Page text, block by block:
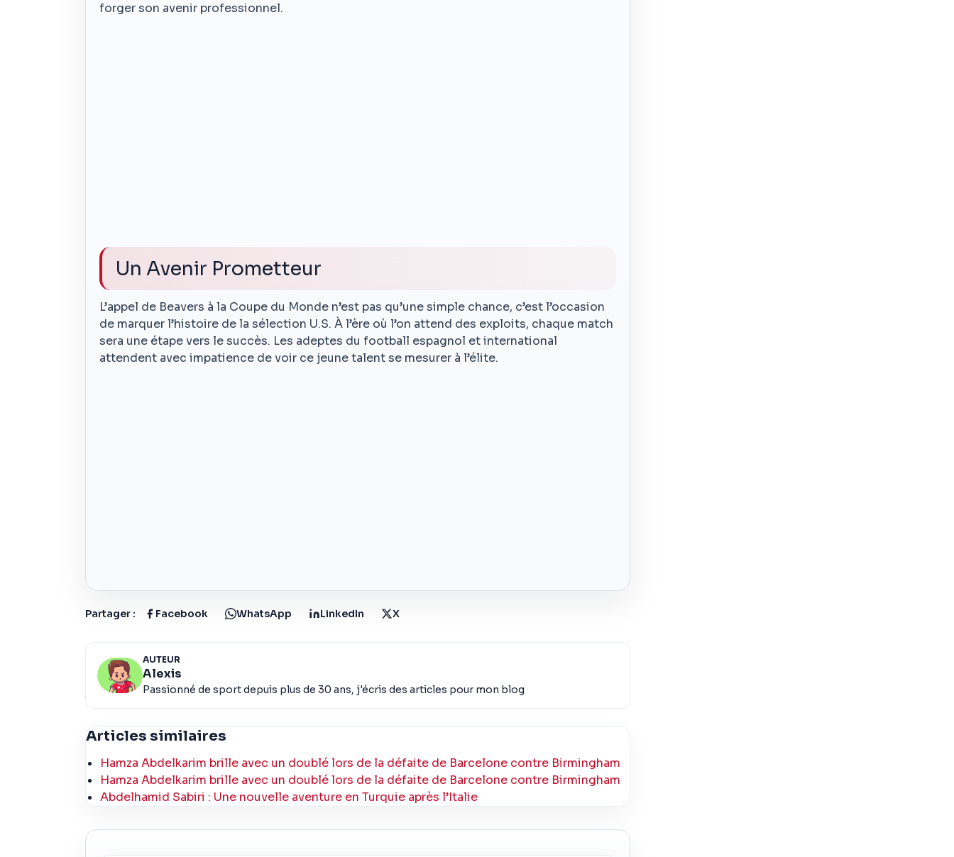
forger son avenir professionnel.
Un Avenir Prometteur
L’appel de Beavers à la Coupe du Monde n’est pas qu’une simple chance, c’est l’occasion
de marquer l’histoire de la sélection U.S. À l’ère où l’on attend des exploits, chaque match
sera une étape vers le succès. Les adeptes du football espagnol et international
attendent avec impatience de voir ce jeune talent se mesurer à l’élite.
Partager : Facebook WhatsApp LinkedIn X
AUTEUR
Alexis
Passionné de sport depuis plus de 30 ans, j'écris des articles pour mon blog
Articles similaires
Hamza Abdelkarim brille avec un doublé lors de la défaite de Barcelone contre Birmingham
Hamza Abdelkarim brille avec un doublé lors de la défaite de Barcelone contre Birmingham
Abdelhamid Sabiri : Une nouvelle aventure en Turquie après l’Italie